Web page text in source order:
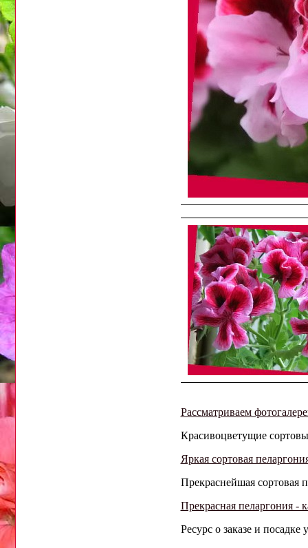
Рассматриваем
Красивоцветущие
Яркая сортовая
Прекраснейшая сортовая
Прекрасная пеларгония -
Ресурс о заказе и